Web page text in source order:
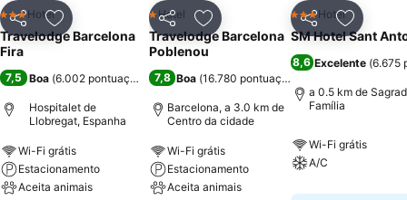
mesa de escritório, máquina de café/chá, telefone, sala de estar,
janelas desbloqueadas, casa de banho privada com banheira,
duche e secador.
PartilharAdicionar aos favoritos
3 Estrelas
Hotel
Travelodge Barcelona
Fira
7,5 Boa (6.002 pontuações )
Hospitalet de
Llobregat, Espanha
Wi-Fi grátis
Estacionamento
Aceita animais
PartilharAdicionar aos favoritos
1 Estrelas
Hotel
Travelodge Barcelona
Poblenou
7,8 Boa (16.780 pontuações
Barcelona, a 3.0 km de
Centro da cidade
Wi-Fi grátis
Estacionamento
Aceita animais
Partilhar
3 Estrelas
Hotel
SM Hotel Sant
8,6 Excelente (6.675
a 0.5 km de
Família
Wi-Fi grátis
A/C